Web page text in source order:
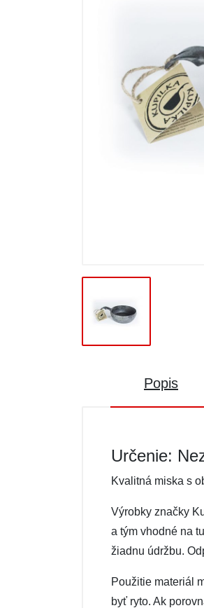
Popis
Určenie:
Kvalitná miska s
Výrobky značky
a tým vhodné na
žiadnu údržbu.
Použitie materiál
byť ryto. Ak